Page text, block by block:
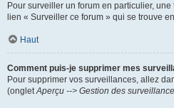
Pour surveiller un forum en particulier,
lien « Surveiller ce forum » qui se trouve
Haut
Comment puis-je supprimer mes
Pour supprimer vos surveillances, allez
(ongletAperçu --> Gestion des